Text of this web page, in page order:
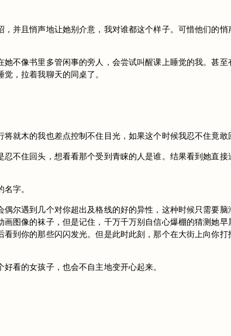
并且悄声地让她别介意，我对谁都这个样子。可惜他们的
不像书里多管闲事的旁人，会尝试叫醒课上睡觉的我。甚
，拉着我聊天的同桌了。
就木的我也差点控制不住目光，如果这个时候我忍不住竟敢
不住回头，想看看那个受到青睐的人是谁。结果看到她直
字。
尔遇到几个对你超出及格线的好的异性，这种时候只需要
图像的袜子，但是记住，千万千万别自信心爆棚的猜测她
到你的那些闪闪发光。但是此时此刻，那个在大街上向你
看的女孩子，也会不自主地变开心起来。